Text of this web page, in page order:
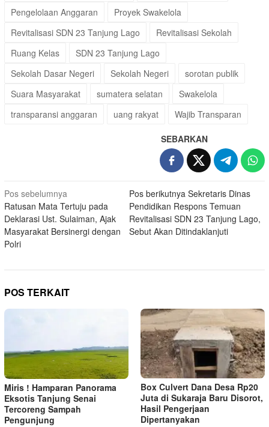
Pengelolaan Anggaran
Proyek Swakelola
Revitalisasi SDN 23 Tanjung Lago
Revitalisasi Sekolah
Ruang Kelas
SDN 23 Tanjung Lago
Sekolah Dasar Negeri
Sekolah Negeri
sorotan publik
Suara Masyarakat
sumatera selatan
Swakelola
transparansi anggaran
uang rakyat Wajib Transparan
SEBARKAN
Navigasi
pos
Pos sebelumnya
Ratusan Mata Tertuju pada
Deklarasi Ust. Sulaiman, Ajak
Masyarakat Bersinergi dengan
Polri
Pos berikutnya Sekretaris Dinas
Pendidikan Respons Temuan
Revitalisasi SDN 23 Tanjung Lago,
Sebut Akan Ditindaklanjuti
POS TERKAIT
Miris ! Hamparan Panorama
Eksotis Tanjung Senai
Tercoreng Sampah
Pengunjung
Box Culvert Dana Desa Rp20
Juta di Sukaraja Baru Disorot,
Hasil Pengerjaan
Dipertanyakan